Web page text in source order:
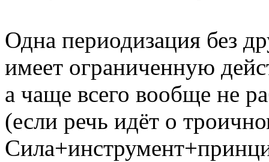
Одна периодизация без
имеет ограниченную
а чаще всего вообще не
(если речь идёт о